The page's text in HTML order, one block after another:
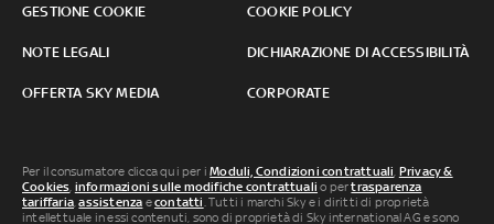
GESTIONE COOKIE COOKIE POLICY
NOTE LEGALI DICHIARAZIONE DI ACCESSIBILITÀ
OFFERTA SKY MEDIA CORPORATE
Per il consumatore clicca qui per iModuli, Condizioni contrattuali, Privacy &
Cookies, informazioni sulle modifiche contrattuali o pertrasparenza
tariffaria,assistenza econtatti. Tutti i marchi Sky e i diritti di proprietà
intellettuale in essi contenuti, sono di proprietà di Sky international AG e sono